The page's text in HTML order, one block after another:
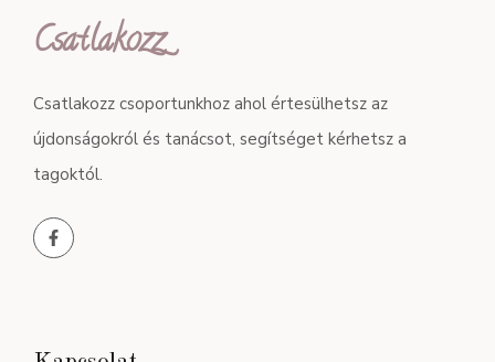
Csatlakozz
Csatlakozz csoportunkhoz ahol értesülhetsz az
újdonságokról és tanácsot, segítséget kérhetsz a
tagoktól.